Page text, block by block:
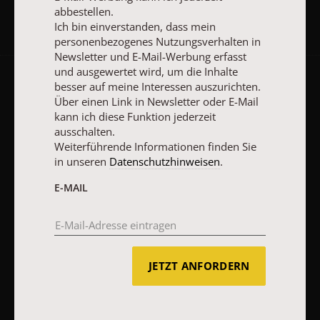
AGB und Widerrufsbelehrung Datenschutz Barrierefreiheit
Impressum
Vertrag widerrufen Abo online kündigen
abbestellen.
Ich bin einverstanden, dass mein
personenbezogenes Nutzungsverhalten in
Newsletter und E-Mail-Werbung erfasst
und ausgewertet wird, um die Inhalte
besser auf meine Interessen auszurichten.
Über einen Link in Newsletter oder E-Mail
kann ich diese Funktion jederzeit
ausschalten.
Weiterführende Informationen finden Sie
in unseren Datenschutzhinweisen.
E-MAIL
JETZT ANFORDERN